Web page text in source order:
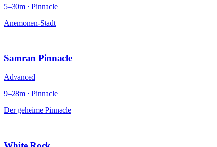
5–30m · Pinnacle
Anemonen-Stadt
Samran Pinnacle
Advanced
9–28m · Pinnacle
Der geheime Pinnacle